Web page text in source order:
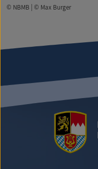
© NBMB | © Max Burger